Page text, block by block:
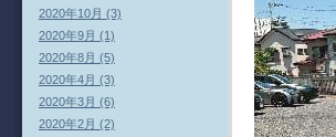
2020年10月 (3)
2020年9月 (1)
2020年8月 (5)
2020年4月 (3)
2020年3月 (6)
2020年2月 (2)